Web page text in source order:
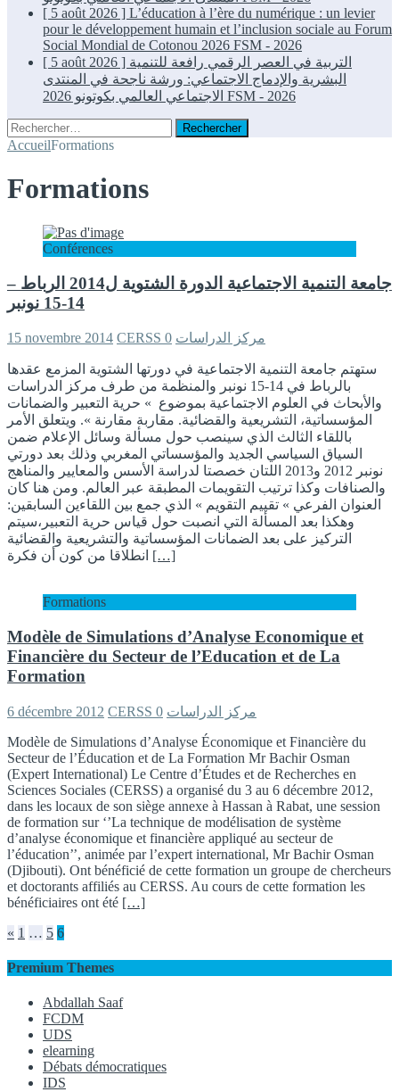
[ 5 août 2026 ] L’éducation à l’ère du numérique : un levier
pour le développement humain et l’inclusion sociale au Forum
Social Mondial de Cotonou 2026 FSM - 2026
[ 5 août 2026 ] التربية في العصر الرقمي رافعة للتنمية
البشرية والإدماج الاجتماعي: ورشة ناجحة في المنتدى
FSM - 2026
Rechercher :
AccueilFormations
Formations
Conférences
جامعة التنمية الاجتماعية الدورة الشتوية ل2014 الرباط –
14-15 نونبر
15 novembre 2014 CERSS مركز الدراسات 0
ستهتم جامعة التنمية الاجتماعية في دورتها الشتوية المزمع عقدها
بالرباط في 14-15 نونبر والمنظمة من طرف مركز الدراسات
والأبحاث في العلوم الاجتماعية بموضوع » حرية التعبير والضمانات
المؤسساتية، التشريعية والقضائية. مقاربة مقارنة ». ويتعلق الأمر
باللقاء الثالث الذي سينصب حول مسألة وسائل الإعلام ضمن
السياق السياسي الجديد والمؤسساتي المغربي وذلك بعد دورتي
نونبر 2012 و2013 اللتان خصصتا لدراسة الأسس والمعايير والمناهج
والصنافات وكذا ترتيب التقويمات المطبقة عبر العالم. ومن هنا كان
العنوان الفرعي » تقييم التقويم » الذي جمع بين اللقاءين السابقين:
وهكذا بعد المسألة التي انصبت حول قياس حرية التعبير،سيتم
التركيز على بعد الضمانات المؤسساتية والتشريعية والقضائية
[…]
Formations
Modèle de Simulations d’Analyse Economique et
Financière du Secteur de l’Education et de La
Formation
6 décembre 2012 CERSS مركز الدراسات 0
Modèle de Simulations d’Analyse Économique et Financière du
Secteur de l’Éducation et de La Formation Mr Bachir Osman
(Expert International) Le Centre d’Études et de Recherches en
Sciences Sociales (CERSS) a organisé du 3 au 6 décembre 2012,
dans les locaux de son siège annexe à Hassan à Rabat, une session
de formation sur ‘’La technique de modélisation de système
d’analyse économique et financière appliqué au secteur de
l’éducation’’, animée par l’expert international, Mr Bachir Osman
(Djibouti). Ont bénéficié de cette formation un groupe de chercheurs
et doctorants affiliés au CERSS. Au cours de cette formation les
bénéficiaires ont été […]
Pagination
des
publications
« 1 … 5 6
Premium Themes
Abdallah Saaf
FCDM
UDS
elearning
Débats démocratiques
IDS